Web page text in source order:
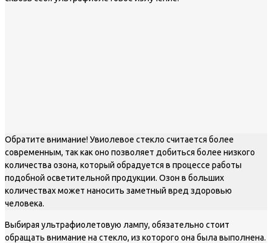
Обратите внимание! Увиолевое стекло считается более
современным, так как оно позволяет добиться более низкого
количества озона, который обрадуется в процессе работы
подобной осветительной продукции. Озон в больших
количествах может наносить заметный вред здоровью
человека.
Выбирая ультрафиолетовую лампу, обязательно стоит
обращать внимание на стекло, из которого она была выполнена.